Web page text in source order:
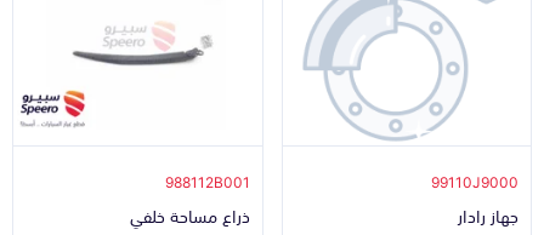
99110J9000
جهاز رادار
988112B001
ذراع مساحة خلفي